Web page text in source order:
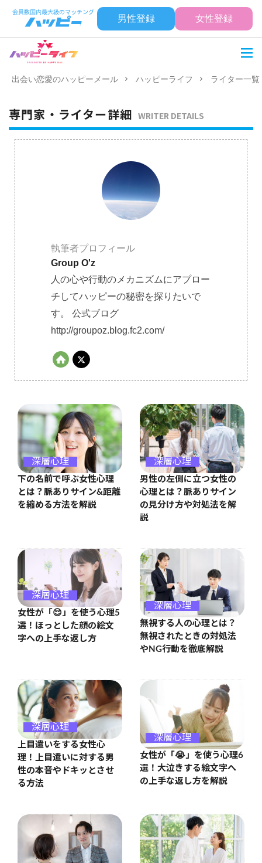
男性登録 女性登録
出会い恋愛のハッピーメール ハッピーライフ ライター一覧
専門家・ライター詳細 WRITER DETAILS
執筆者プロフィール
Group O'z
人の心や行動のメカニズムにアプロー
チしてハッピーの秘密を探りたいで
す。 公式ブログ
http://groupoz.blog.fc2.com/
深層心理
下の名前で呼ぶ女性心理
とは？脈ありサイン&距離
を縮める方法を解説
深層心理
男性の左側に立つ女性の
心理とは？脈ありサイン
の見分け方や対処法を解
説
深層心理
女性が「😌」を使う心理5
選！ほっとした顔の絵文
字への上手な返し方
深層心理
無視する人の心理とは？
無視されたときの対処法
やNG行動を徹底解説
深層心理
上目遣いをする女性心
理！上目遣いに対する男
性の本音やドキッとさせ
る方法
深層心理
女性が「😭」を使う心理6
選！大泣きする絵文字へ
の上手な返し方を解説